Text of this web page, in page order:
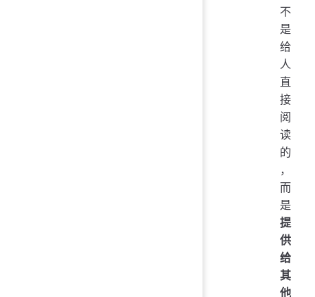
不
是
给
人
直
接
阅
读
的
，
而
是
提
供
给
其
他